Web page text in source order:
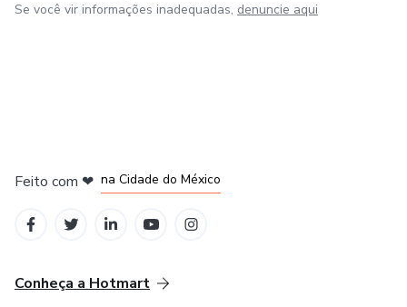
Se você vir informações inadequadas, denuncie aqui
Feito com ❤ na Cidade do México
Conheça a Hotmart